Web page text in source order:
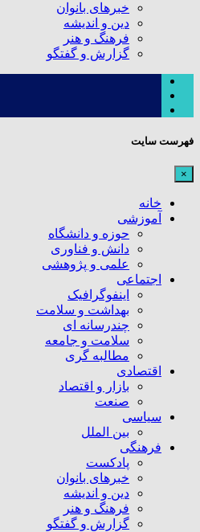
خبرهای بانوان
دین و اندیشه
فرهنگ و هنر
گزارش و گفتگو
فهرست سایت
×
خانه
آموزشی
حوزه و دانشگاه
دانش و فناوری
علمی و پژوهشی
اجتماعی
اینفوگرافیک
بهداشت و سلامت
چندرسانه ای
سلامت و جامعه
مطالبه گری
اقتصادی
بازار و اقتصاد
صنعت
سیاسی
بین الملل
فرهنگی
پادکست
خبرهای بانوان
دین و اندیشه
فرهنگ و هنر
گزارش و گفتگو